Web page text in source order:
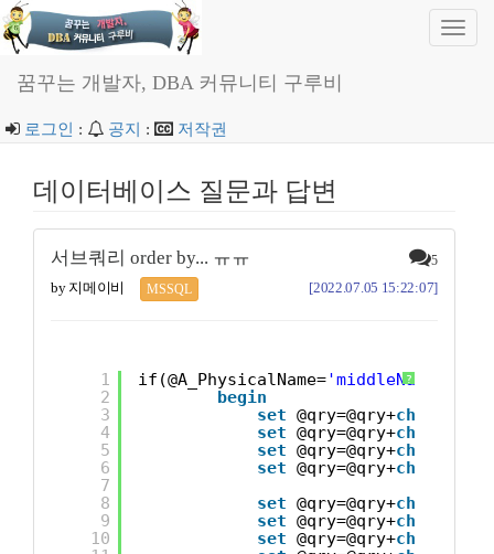
꿈꾸는 개발자, DBA 커뮤니티 구루비
로그인 : 공지 : 저작권
데이터베이스 질문과 답변
서브쿼리 order by... ㅠㅠ 5
by 지메이비 MSSQL [2022.07.05 15:22:07]
?
1
2
3
4
5
6
7
8
9
10
if(@A_PhysicalName='middleName'
begin
set @qry=@qry+char
set @qry=@qry+char
set @qry=@qry+char
set @qry=@qry+char
set @qry=@qry+char
set @qry=@qry+char
set @qry=@qry+char